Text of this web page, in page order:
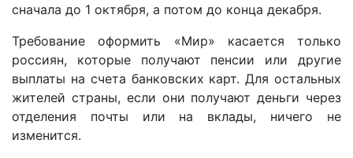
сначала до 1 октября, а потом до конца декабря.
Требование оформить «Мир» касается только
россиян, которые получают пенсии или другие
выплаты на счета банковских карт. Для остальных
жителей страны, если они получают деньги через
отделения почты или на вклады, ничего не
изменится.